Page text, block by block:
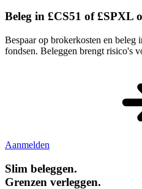
Beleg in £CS51 of £SPXL
Bespaar op brokerkosten en beleg
fondsen. Beleggen brengt risico's
Aanmelden
Slim beleggen.
Grenzen verleggen.